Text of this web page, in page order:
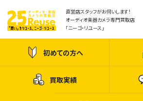
直営店スタッフがお伺いします！
オーディオ楽器カメラ専門買取店
「ニーゴ・リユース」
初めての方へ
買取実績